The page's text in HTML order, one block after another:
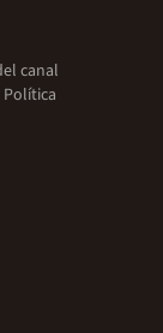
canal
Política